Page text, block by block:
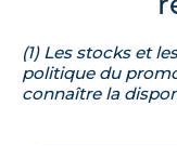
(1) Les stocks et
politique du
connaître la